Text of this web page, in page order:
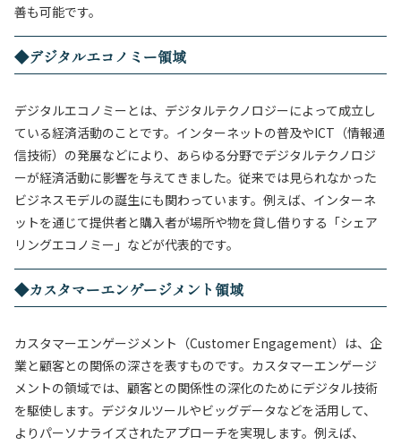
善も可能です。
◆デジタルエコノミー領域
デジタルエコノミーとは、デジタルテクノロジーによって成立し
ている経済活動のことです。インターネットの普及やICT（情報通
信技術）の発展などにより、あらゆる分野でデジタルテクノロジ
ーが経済活動に影響を与えてきました。 従来では見られなかった
ビジネスモデルの誕生にも関わっています。例えば、インターネ
ットを通じて提供者と購入者が場所や物を貸し借りする「シェア
リングエコノミー」などが代表的です。
◆カスタマーエンゲージメント領域
カスタマーエンゲージメント（Customer Engagement）は、企
業と顧客との関係の深さを表すものです。カスタマーエンゲージ
メントの領域では、顧客との関係性の深化のためにデジタル技術
を駆使します。デジタルツールやビッグデータなどを活用して、
よりパーソナライズされたアプローチを実現します。例えば、